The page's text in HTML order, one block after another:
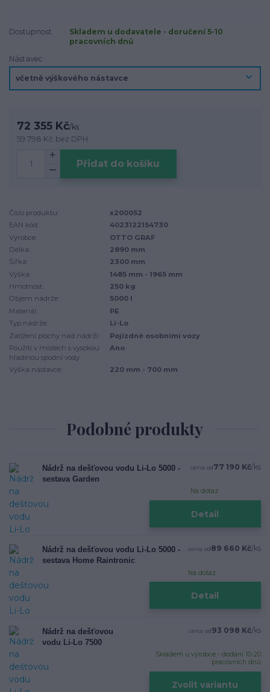
Dostupnost
Skladem u dodavatele - doručení 5-10
pracovních dnů
Nástavec
72 355 Kč/ks
59 798 Kč bez DPH
Přidat do košíku
Číslo produktu:
x200052
EAN kód:
4023122154730
Výrobce:
OTTO GRAF
Délka:
2890 mm
Šířka:
2300 mm
Výška:
1485 mm - 1965 mm
Hmotnost:
250 kg
Objem nádrže:
5000 l
Materiál:
PE
Typ nádrže:
Li-Lo
Zatížení plochy nad nádrží:
Pojízdné osobními vozy
Použití v místech s vysokou
hladinou spodní vody:
Ano
Výška nástavce: 220 mm - 700 mm
Podobné produkty
Nádrž na dešťovou vodu Li-Lo 5000 -
sestava Garden
cena od77 190 Kč/ks
Na dotaz
Detail
Nádrž na dešťovou vodu Li-Lo 5000 -
sestava Home Raintronic
cena od89 660 Kč/ks
Na dotaz
Detail
Nádrž na dešťovou
vodu Li-Lo 7500
cena od93 098 Kč/ks
Skladem u výrobce - dodání 10-20
pracovních dnů
Zvolit variantu